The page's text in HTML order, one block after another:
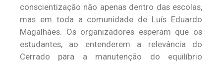
conscientização não apenas dentro das escolas,
mas em toda a comunidade de Luís Eduardo
Magalhães. Os organizadores esperam que os
estudantes, ao entenderem a relevância do
Cerrado para a manutenção do equilíbrio